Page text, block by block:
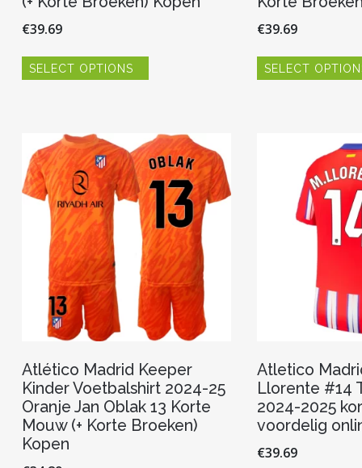
€39.69
SELECT OPTIONS
Deze
optie
kan
gekozen
worden
op
de
productpagina
€39.69
SELECT
Atlético Madrid Keeper
Kinder Voetbalshirt 2024-25
Oranje Jan Oblak 13 Korte
Mouw (+ Korte Broeken)
Kopen
Atletico
Llorente #14
2024-2025
voordelig
€39.69